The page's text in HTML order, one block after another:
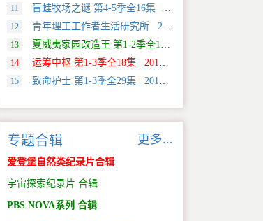
11 盲蛙牧场之谜 第4-5季全16集 2025 美国 Discovery 探索类纪录片
12 青年理工工作者生活研究所 2022 中国大陆 社会生活类纪录片
13 夏威夷家园改造王 第1-2季全18集 2024 美国 HGTV 真人秀&舞台类纪录片
14 运筹中枢 第1-3季全18集 2013 美国 Discovery 科学类纪录片
15 致命护士 第1-3季全29集 2016 英国 传记类纪录片
专题合辑 更多...
爱登堡自然类纪录片合辑
宇宙探索纪录片 合辑
PBS NOVA系列 合辑